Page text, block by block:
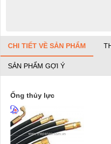
CHI TIẾT VỀ SẢN PHẨM
SẢN PHẨM GỢI Ý
Ống thủy lực